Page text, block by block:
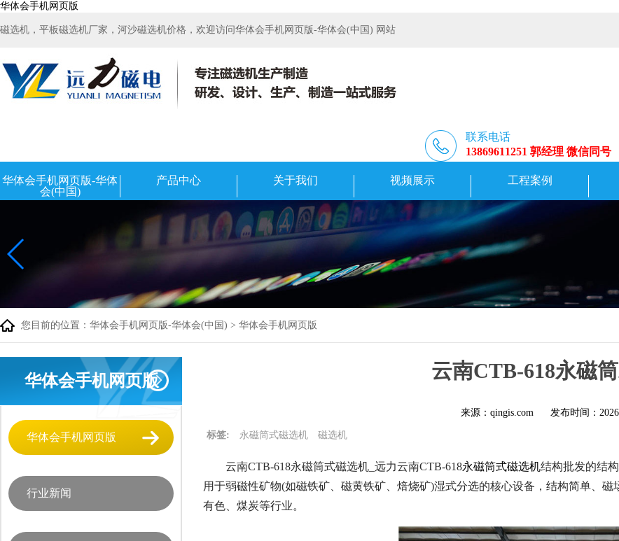
华体会手机网页版
磁选机，平板磁选机厂家，河沙磁选机价格，欢迎访问华体会手机网页版-华体会(中国) 网站
联系电话
13869611251 郭经理 微信同号
华体会手机网页版-华体
会(中国)
产品中心 关于我们 视频展示 工程案例
您目前的位置： 华体会手机网页版-华体会(中国) > 华体会手机网页版
华体会手机网页版
华体会手机网页版
行业新闻
云南CTB-618永磁
来源：qingis.com 发布时间：
标签: 永磁筒式磁选机 磁选机
云南CTB-618永磁筒式磁选机_远力云南CTB-618永磁筒式磁选机结构批发的结
用于弱磁性矿物(如磁铁矿、磁黄铁矿、焙烧矿)湿式分选的核心设备，结构简单、
有色、煤炭等行业。